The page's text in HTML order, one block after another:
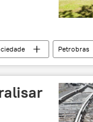
Petrobras